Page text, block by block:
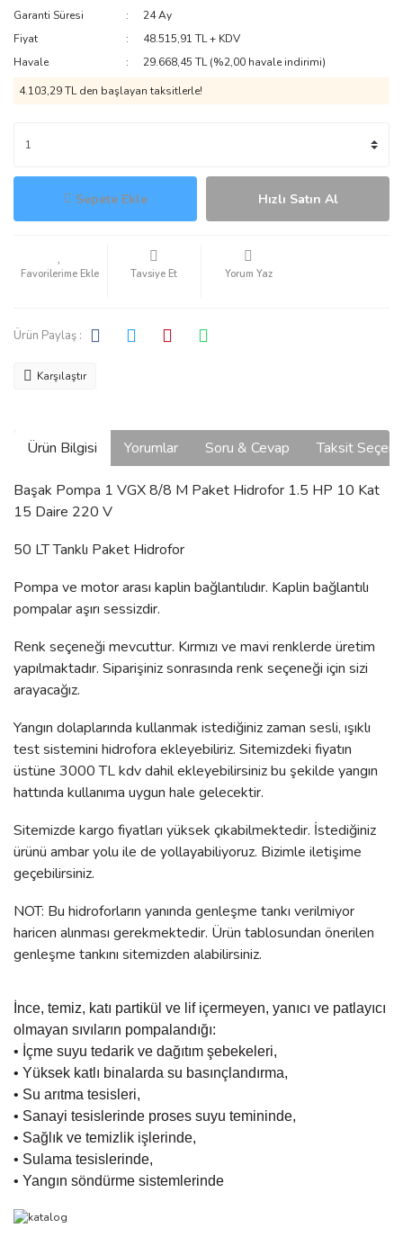
Garanti Süresi
24 Ay
Fiyat
48.515,91 TL + KDV
Havale
29.668,45 TL (%2,00 havale indirimi)
4.103,29 TL den başlayan taksitlerle!
Sepete Ekle Hızlı Satın Al
Tavsiye Et Yorum Yaz
Ürün Paylaş :
Karşılaştır
Ürün Bilgisi Yorumlar Soru & Cevap Taksit
Başak Pompa 1 VGX 8/8 M Paket Hidrofor 1.5 HP 10 Kat
15 Daire 220 V
50 LT Tanklı Paket Hidrofor
Pompa ve motor arası kaplin bağlantılıdır. Kaplin bağlantılı
pompalar aşırı sessizdir.
Renk seçeneği mevcuttur. Kırmızı ve mavi renklerde üretim
yapılmaktadır. Siparişiniz sonrasında renk seçeneği için sizi
arayacağız.
Yangın dolaplarında kullanmak istediğiniz zaman sesli, ışıklı
test sistemini hidrofora ekleyebiliriz. Sitemizdeki fiyatın
üstüne 3000 TL kdv dahil ekleyebilirsiniz bu şekilde yangın
hattında kullanıma uygun hale gelecektir.
Sitemizde kargo fiyatları yüksek çıkabilmektedir. İstediğiniz
ürünü ambar yolu ile de yollayabiliyoruz. Bizimle iletişime
geçebilirsiniz.
NOT: Bu hidroforların yanında genleşme tankı verilmiyor
haricen alınması gerekmektedir. Ürün tablosundan önerilen
genleşme tankını sitemizden alabilirsiniz.
İnce, temiz, katı partikül ve lif içermeyen, yanıcı ve patlayıcı
olmayan sıvıların pompalandığı:
• İçme suyu tedarik ve dağıtım şebekeleri,
• Yüksek katlı binalarda su basınçlandırma,
• Su arıtma tesisleri,
• Sanayi tesislerinde proses suyu temininde,
• Sağlık ve temizlik işlerinde,
• Sulama tesislerinde,
• Yangın söndürme sistemlerinde